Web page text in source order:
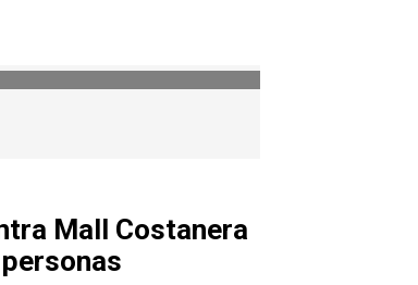
Mall Costanera